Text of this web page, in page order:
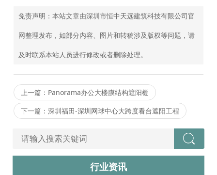
免责声明：本站文章由深圳市恒中天远建筑科技有限公司官
网整理发布，如部分内容、图片和转稿涉及版权等问题，请
及时联系本站人员进行修改或者删除处理。
上一篇：Panorama办公大楼膜结构遮阳棚
下一篇：深圳福田-深圳网球中心大跨度看台遮阳工程
行业资讯